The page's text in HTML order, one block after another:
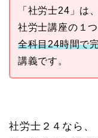
「社労士24」は
社労士講座の１つ
全科目24時間で
講義です。
社労士２４なら、